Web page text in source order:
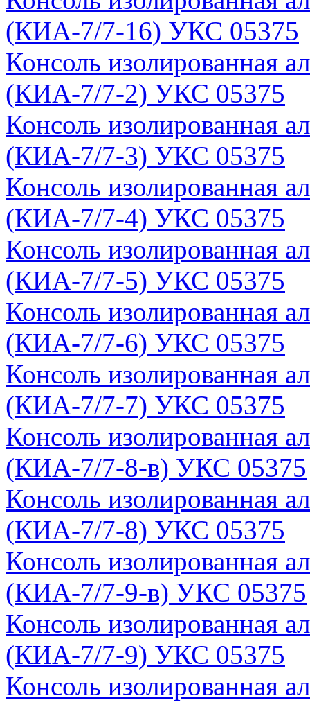
(КИА-7/7-16) УКС 05375
Консоль изолированная
(КИА-7/7-2) УКС 05375
Консоль изолированная
(КИА-7/7-3) УКС 05375
Консоль изолированная
(КИА-7/7-4) УКС 05375
Консоль изолированная
(КИА-7/7-5) УКС 05375
Консоль изолированная
(КИА-7/7-6) УКС 05375
Консоль изолированная
(КИА-7/7-7) УКС 05375
Консоль изолированная
(КИА-7/7-8-в) УКС 05375
Консоль изолированная
(КИА-7/7-8) УКС 05375
Консоль изолированная
(КИА-7/7-9-в) УКС 05375
Консоль изолированная
(КИА-7/7-9) УКС 05375
Консоль изолированная